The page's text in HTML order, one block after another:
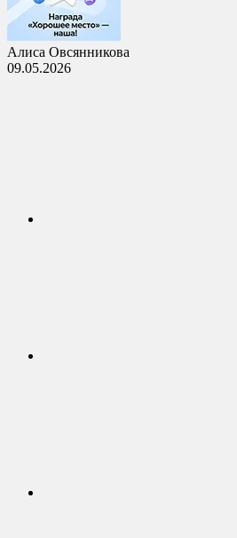
Алиса Овсянникова
09.05.2026